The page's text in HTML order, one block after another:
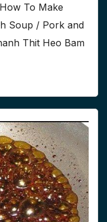
To Make
Soup / Pork and
Thit Heo Bam